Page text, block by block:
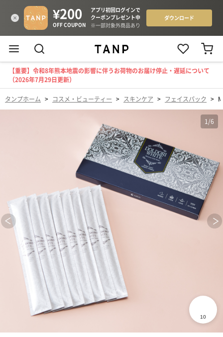
【重要】令和8年熊本地震の影響に伴うお荷物のお届け停止・遅延について
（2026年7月29日更新）
タンプホーム > コスメ・ビューティー > スキンケア > フェイスパック >
1 /6